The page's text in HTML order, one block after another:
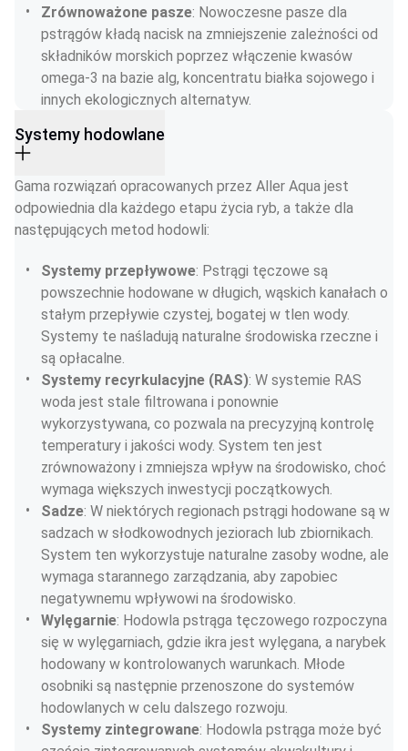
Zrównoważone pasze: Nowoczesne pasze dla
pstrągów kładą nacisk na zmniejszenie zależności od
składników morskich poprzez włączenie kwasów
omega-3 na bazie alg, koncentratu białka sojowego i
innych ekologicznych alternatyw.
Systemy hodowlane
Gama rozwiązań opracowanych przez Aller Aqua jest
odpowiednia dla każdego etapu życia ryb, a także dla
następujących metod hodowli:
Systemy przepływowe: Pstrągi tęczowe są
powszechnie hodowane w długich, wąskich kanałach o
stałym przepływie czystej, bogatej w tlen wody.
Systemy te naśladują naturalne środowiska rzeczne i
są opłacalne.
Systemy recyrkulacyjne (RAS): W systemie RAS
woda jest stale filtrowana i ponownie
wykorzystywana, co pozwala na precyzyjną kontrolę
temperatury i jakości wody. System ten jest
zrównoważony i zmniejsza wpływ na środowisko, choć
wymaga większych inwestycji początkowych.
Sadze: W niektórych regionach pstrągi hodowane są w
sadzach w słodkowodnych jeziorach lub zbiornikach.
System ten wykorzystuje naturalne zasoby wodne, ale
wymaga starannego zarządzania, aby zapobiec
negatywnemu wpływowi na środowisko.
Wylęgarnie: Hodowla pstrąga tęczowego rozpoczyna
się w wylęgarniach, gdzie ikra jest wylęgana, a narybek
hodowany w kontrolowanych warunkach. Młode
osobniki są następnie przenoszone do systemów
hodowlanych w celu dalszego rozwoju.
Systemy zintegrowane: Hodowla pstrąga może być